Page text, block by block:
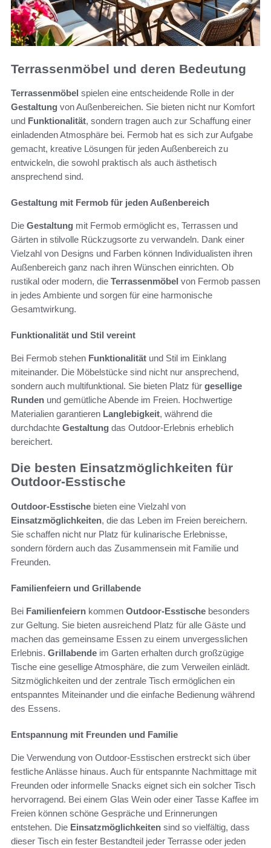
Terrassenmöbel und deren Bedeutung
Terrassenmöbel spielen eine entscheidende Rolle in der
Gestaltung von Außenbereichen. Sie bieten nicht nur Komfort
und Funktionalität, sondern tragen auch zur Schaffung einer
einladenden Atmosphäre bei. Fermob hat es sich zur Aufgabe
gemacht, kreative Lösungen für jeden Außenbereich zu
entwickeln, die sowohl praktisch als auch ästhetisch
ansprechend sind.
Gestaltung mit Fermob für jeden Außenbereich
Die Gestaltung mit Fermob ermöglicht es, Terrassen und
Gärten in stilvolle Rückzugsorte zu verwandeln. Dank einer
Vielzahl von Designs und Farben können Individualisten ihren
Außenbereich ganz nach ihren Wünschen einrichten. Ob
rustikal oder modern, die Terrassenmöbel von Fermob passen
in jedes Ambiente und sorgen für eine harmonische
Gesamtwirkung.
Funktionalität und Stil vereint
Bei Fermob stehen Funktionalität und Stil im Einklang
miteinander. Die Möbelstücke sind nicht nur ansprechend,
sondern auch multifunktional. Sie bieten Platz für gesellige
Runden und gemütliche Abende im Freien. Hochwertige
Materialien garantieren Langlebigkeit, während die
durchdachte Gestaltung das Outdoor-Erlebnis erheblich
bereichert.
Die besten Einsatzmöglichkeiten für
Outdoor-Esstische
Outdoor-Esstische bieten eine Vielzahl von
Einsatzmöglichkeiten, die das Leben im Freien bereichern.
Sie schaffen nicht nur Platz für kulinarische Erlebnisse,
sondern fördern auch das Zusammensein mit Familie und
Freunden.
Familienfeiern und Grillabende
Bei Familienfeiern kommen Outdoor-Esstische besonders
zur Geltung. Sie bieten ausreichend Platz für alle Gäste und
machen das gemeinsame Essen zu einem unvergesslichen
Erlebnis. Grillabende im Garten erhalten durch großzügige
Tische eine gesellige Atmosphäre, die zum Verweilen einlädt.
Sitzmöglichkeiten und der zentrale Tisch ermöglichen ein
entspanntes Miteinander und die einfache Bedienung während
des Essens.
Entspannung mit Freunden und Familie
Die Verwendung von Outdoor-Esstischen erstreckt sich über
festliche Anlässe hinaus. Auch für entspannte Nachmittage mit
Freunden oder informelle Snacks eignet sich ein solcher Tisch
hervorragend. Bei einem Glas Wein oder einer Tasse Kaffee im
Freien können schöne Gespräche und Erinnerungen
entstehen. Die Einsatzmöglichkeiten sind so vielfältig, dass
dieser Tisch ein fester Bestandteil jeder Terrasse oder jeden